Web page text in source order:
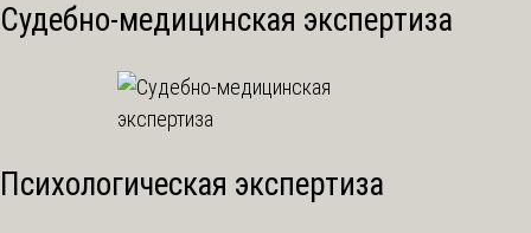
Судебно-медицинская экспертиза
Психологическая экспертиза